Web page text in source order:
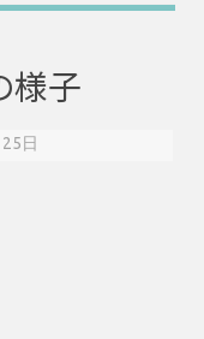
様子
日